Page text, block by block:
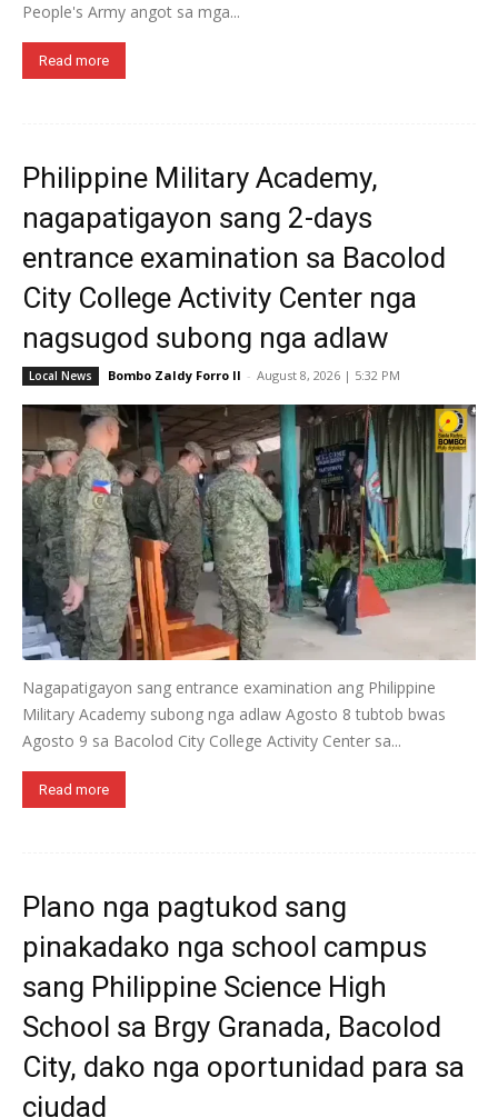
People's Army angot sa mga...
Read more
Philippine Military Academy,
nagapatigayon sang 2-days
entrance examination sa Bacolod
City College Activity Center nga
nagsugod subong nga adlaw
Local News Bombo Zaldy Forro II - August 8, 2026 | 5:32 PM
Nagapatigayon sang entrance examination ang Philippine
Military Academy subong nga adlaw Agosto 8 tubtob bwas
Agosto 9 sa Bacolod City College Activity Center sa...
Read more
Plano nga pagtukod sang
pinakadako nga school campus
sang Philippine Science High
School sa Brgy Granada, Bacolod
City, dako nga oportunidad para sa
ciudad